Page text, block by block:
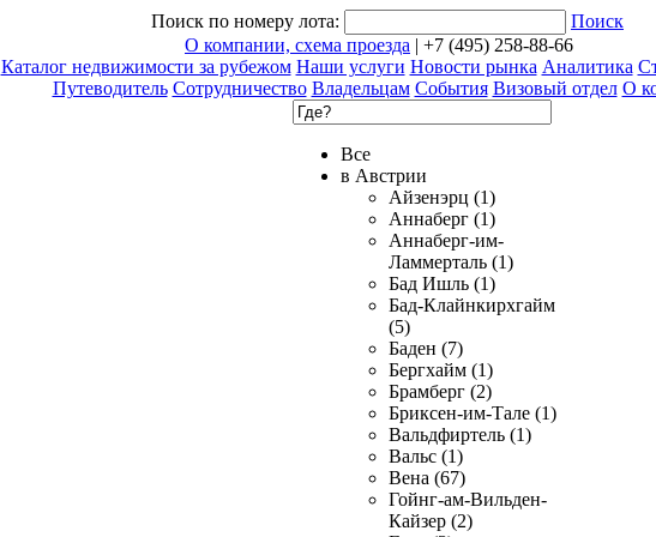
Поиск по номеру лота:
Поиск
О компании, схема проезда | +7 (495) 258-88-66
Каталог недвижимости за рубежом Наши услуги Новости рынка Аналитика
Путеводитель Сотрудничество Владельцам События Визовый отдел О
Все
в Австрии
Айзенэрц (1)
Аннаберг (1)
Аннаберг-им-
Ламмерталь (1)
Бад Ишль (1)
Бад-Клайнкирхгайм
(5)
Баден (7)
Бергхайм (1)
Брамберг (2)
Бриксен-им-Тале (1)
Вальдфиртель (1)
Вальс (1)
Вена (67)
Гойнг-ам-Вильден-
Кайзер (2)